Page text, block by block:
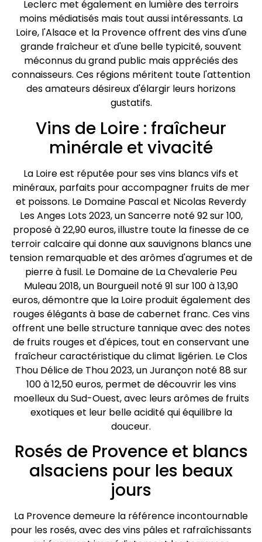
Leclerc met également en lumière des terroirs
moins médiatisés mais tout aussi intéressants. La
Loire, l'Alsace et la Provence offrent des vins d'une
grande fraîcheur et d'une belle typicité, souvent
méconnus du grand public mais appréciés des
connaisseurs. Ces régions méritent toute l'attention
des amateurs désireux d'élargir leurs horizons
gustatifs.
Vins de Loire : fraîcheur
minérale et vivacité
La Loire est réputée pour ses vins blancs vifs et
minéraux, parfaits pour accompagner fruits de mer
et poissons. Le Domaine Pascal et Nicolas Reverdy
Les Anges Lots 2023, un Sancerre noté 92 sur 100,
proposé à 22,90 euros, illustre toute la finesse de ce
terroir calcaire qui donne aux sauvignons blancs une
tension remarquable et des arômes d'agrumes et de
pierre à fusil. Le Domaine de La Chevalerie Peu
Muleau 2018, un Bourgueil noté 91 sur 100 à 13,90
euros, démontre que la Loire produit également des
rouges élégants à base de cabernet franc. Ces vins
offrent une belle structure tannique avec des notes
de fruits rouges et d'épices, tout en conservant une
fraîcheur caractéristique du climat ligérien. Le Clos
Thou Délice de Thou 2023, un Jurançon noté 88 sur
100 à 12,50 euros, permet de découvrir les vins
moelleux du Sud-Ouest, avec leurs arômes de fruits
exotiques et leur belle acidité qui équilibre la
douceur.
Rosés de Provence et blancs
alsaciens pour les beaux
jours
La Provence demeure la référence incontournable
pour les rosés, avec des vins pâles et rafraîchissants